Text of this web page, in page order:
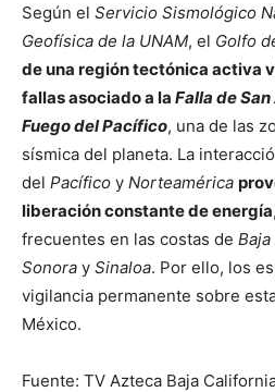
Según el Servicio Sismológico
Geofísica de la UNAM, el Golfo
de una región tectónica activa
fallas asociado a la Falla de
Fuego del Pacífico, una de las
sísmica del planeta. La
del Pacífico y Norteamérica
liberación constante de energía
frecuentes en las costas de
Sonora y Sinaloa. Por ello, los
vigilancia permanente sobre
México.
Fuente: TV Azteca Baja